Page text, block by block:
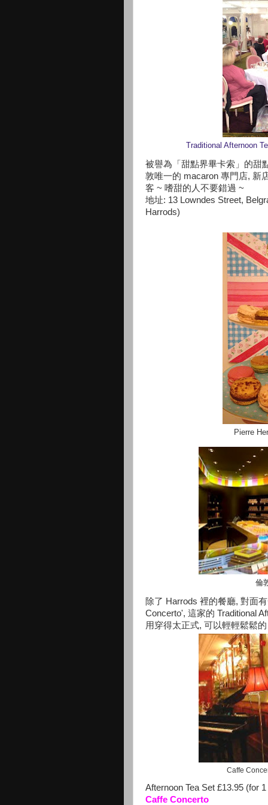
Traditional Afternoon
被譽為「甜點界畢卡索」的甜
敦唯一的 macaron 專門店, 新
客 ~ 嗜甜的人不要錯過 ~
地址: 13 Lowndes Street,
Harrods)
Pierre
倫
除了 Harrods 裡的餐廳, 對面
Concerto', 這家的 Traditional
用穿得太正式, 可以輕輕鬆鬆
Caffe
Afternoon Tea Set £13.95 (for
Caffe Concerto